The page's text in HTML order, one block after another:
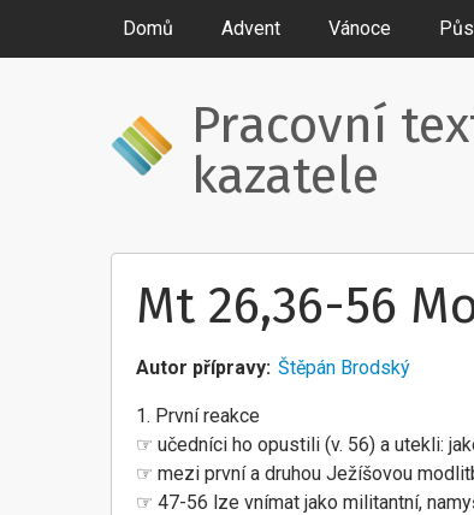
Domů Advent Vánoce
Pracovní
kazatele
Mt 26,36-56
Autor přípravy Štěpán Brodský
1. První reakce
☞ učedníci ho opustili (v. 56) a utekli:
☞ mezi první a druhou Ježíšovou
☞ 47-56 lze vnímat jako militantní,